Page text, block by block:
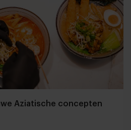
Aziatische concepten